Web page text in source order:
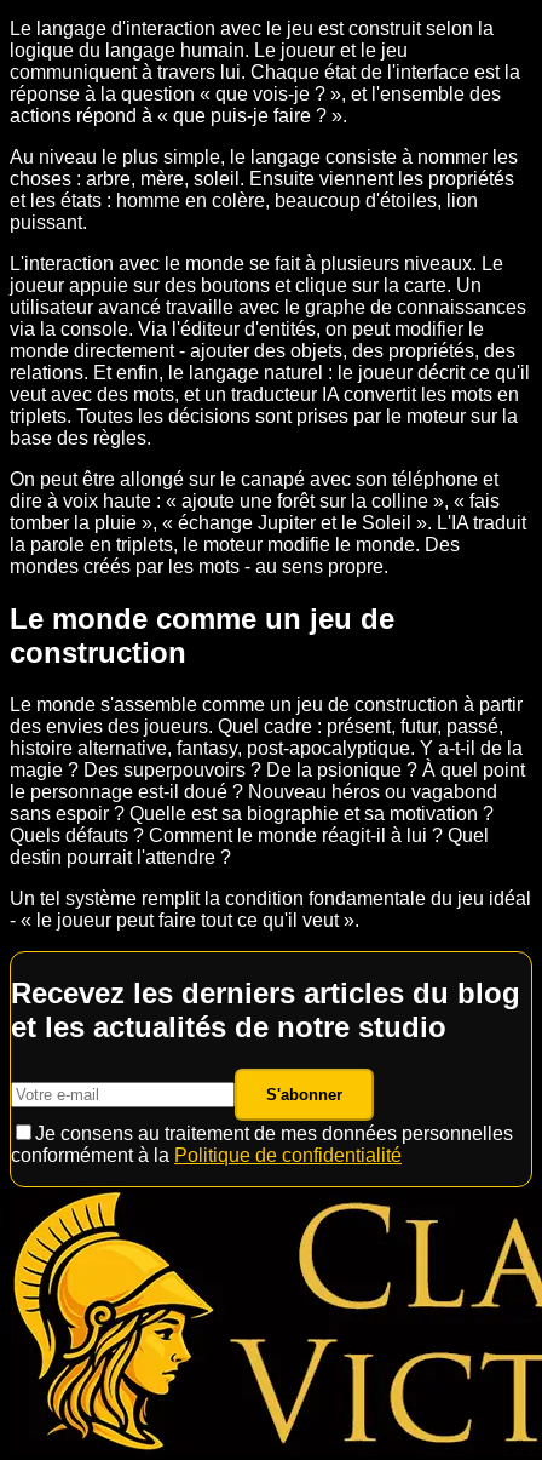
Le langage d'interaction avec le jeu est construit selon la
logique du langage humain. Le joueur et le jeu
communiquent à travers lui. Chaque état de l'interface est la
réponse à la question « que vois-je ? », et l'ensemble des
actions répond à « que puis-je faire ? ».
Au niveau le plus simple, le langage consiste à nommer les
choses : arbre, mère, soleil. Ensuite viennent les propriétés
et les états : homme en colère, beaucoup d'étoiles, lion
puissant.
L'interaction avec le monde se fait à plusieurs niveaux. Le
joueur appuie sur des boutons et clique sur la carte. Un
utilisateur avancé travaille avec le graphe de connaissances
via la console. Via l'éditeur d'entités, on peut modifier le
monde directement - ajouter des objets, des propriétés, des
relations. Et enfin, le langage naturel : le joueur décrit ce qu'il
veut avec des mots, et un traducteur IA convertit les mots en
triplets. Toutes les décisions sont prises par le moteur sur la
base des règles.
On peut être allongé sur le canapé avec son téléphone et
dire à voix haute : « ajoute une forêt sur la colline », « fais
tomber la pluie », « échange Jupiter et le Soleil ». L'IA traduit
la parole en triplets, le moteur modifie le monde. Des
mondes créés par les mots - au sens propre.
Le monde comme un jeu de
construction
Le monde s'assemble comme un jeu de construction à partir
des envies des joueurs. Quel cadre : présent, futur, passé,
histoire alternative, fantasy, post-apocalyptique. Y a-t-il de la
magie ? Des superpouvoirs ? De la psionique ? À quel point
le personnage est-il doué ? Nouveau héros ou vagabond
sans espoir ? Quelle est sa biographie et sa motivation ?
Quels défauts ? Comment le monde réagit-il à lui ? Quel
destin pourrait l'attendre ?
Un tel système remplit la condition fondamentale du jeu idéal
- « le joueur peut faire tout ce qu'il veut ».
Recevez les derniers articles du blog
et les actualités de notre studio
S'abonner
Je consens au traitement de mes données personnelles
conformément à la Politique de confidentialité